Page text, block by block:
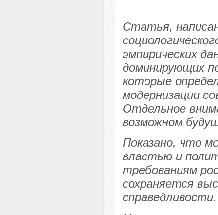
Статья,
эмпирических
доминирующих
которые
модернизации
Отдельное
возможном
Показано, что
властью и
требованиям
сохраняется
справедливости.